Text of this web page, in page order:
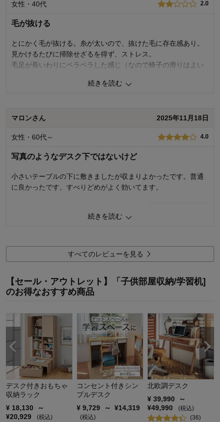
も出来ないことを残念に思いました。しかし娘の意を汲み取っ
て下さり、再度メーカーと打ち合わせして下さり、しっかり検
品して状態に問題ない新品と無事に交換して頂くことができま
した。届いたものは、現在のところ全く問題なく使用できてお
り、娘も大喜びです。
はならないと思いますが、その際にどう対応して下さるかが、
ても感謝しています！あとは洗濯してもこの風合いが保てるこ
機能
5.0
使用感・使いやすさ
5.0
購入商品： グレー
女性・40代 2.0
毛が抜ける
とにかく毛が抜ける。糸が太いので、抜けた毛に存在感あり。
見かけるたびに掃除せざるを得ず、ストレス。
毛足が長いわりにペラペラした感じ（なので椅子の滑りはよい
結局、普通のマットタイプに買い替えました。
マットの毛が抜けてしまうとのこと、ご迷惑をおかけし誠に申し訳あ
検品体制のさらなる強化に努めてまいります。 今後もお客様により満
貴重なご意見ありがとうございました。
千趣会 担当者
デザイン・色
3.0
使用場所：
購入のきっかけ：
商品を使う人：
続きを読む
マロンさん 2025年11月18日
女性・60代～ 4.0
写真のようなデスク下ではないけど
小さいテーブルの下に敷きましたが収まりよかったです。普通
に良かったです。すべりどめがよく効いてます。
4.0
デザイン・色
4.0
購入商品：
ベージュ
使用場所：
リビング
購入のきっかけ：
続きを読む
すべてのレビューを見る
【セール・アウトレット】「子供部屋収納/学習机]
のお得なおすすめ商品
デスク付きおもちゃ
収納ラック
¥ 18,130
～
¥20,929
(税込)
コンセント付きシン
プルデスク
¥ 9,729 ～ ¥14,319
(税込)
北欧調デスク
¥ 39,990
～
¥49,990
(税込)
(36)